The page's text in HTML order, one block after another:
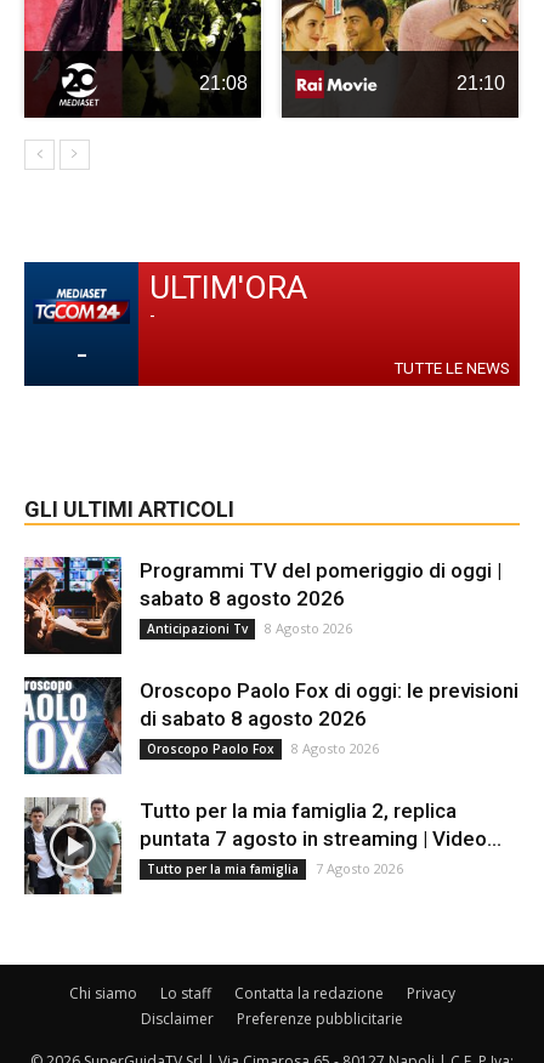
21:08 21:10
-
ULTIM'ORA
-
TUTTE LE NEWS
GLI ULTIMI ARTICOLI
Programmi TV del pomeriggio di oggi |
sabato 8 agosto 2026
Anticipazioni Tv 8 Agosto 2026
Oroscopo Paolo Fox di oggi: le previsioni
di sabato 8 agosto 2026
Oroscopo Paolo Fox 8 Agosto 2026
Tutto per la mia famiglia 2, replica
puntata 7 agosto in streaming | Video...
Tutto per la mia famiglia 7 Agosto 2026
Chi siamo Lo staff Contatta la redazione
Privacy
Disclaimer
Preferenze pubblicitarie